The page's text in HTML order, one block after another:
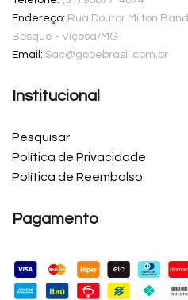
Endereço: Rua Doutor Milton
Bosque - Viçosa/MG
Email: Sac@gobebrasil.com.br
Institucional
Pesquisar
Política de Privacidade
Política de Reembolso
Pagamento